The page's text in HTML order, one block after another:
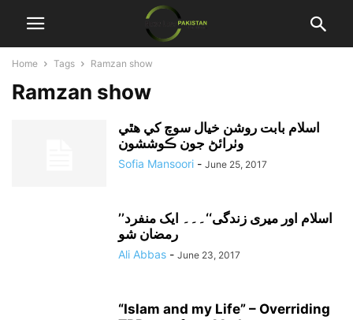
Home Tags Ramzan show
Ramzan show
اسلام بابت روشن خيال سوچ کي هٿي
وٺرائڻ جون ڪوششون
Sofia Mansoori - June 25, 2017
’’اسلام اور میری زندگی‘‘۔۔۔ ایک منفرد
رمضان شو
Ali Abbas - June 23, 2017
“Islam and my Life” – Overriding